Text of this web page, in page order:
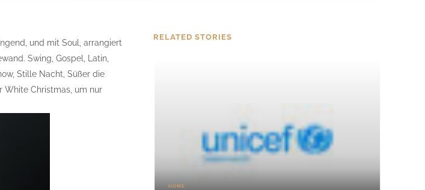
und mit Soul, arrangiert
Swing, Gospel, Latin,
Stille Nacht, Süßer die
White Christmas, um nur
RELATED STORIES
HOME